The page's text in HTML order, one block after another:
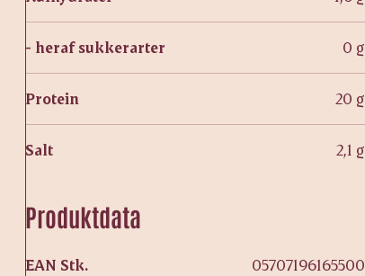
- heraf sukkerarter 0 g
Protein 20 g
Salt 2,1 g
Produktdata
EAN Stk. 05707196165500